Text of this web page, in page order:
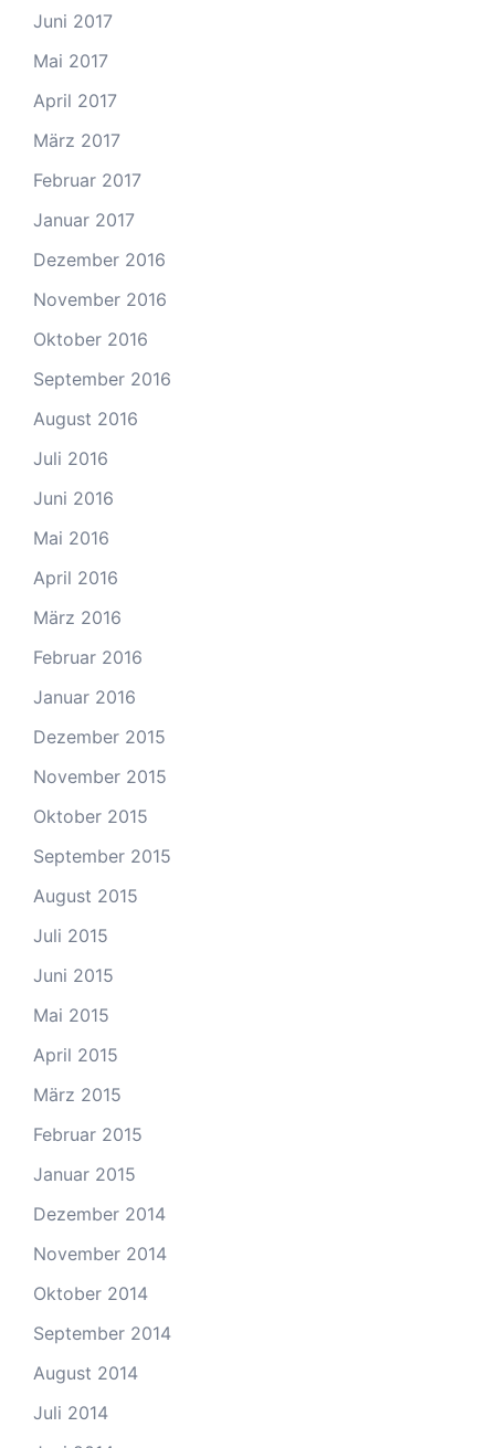
Juni 2017
Mai 2017
April 2017
März 2017
Februar 2017
Januar 2017
Dezember 2016
November 2016
Oktober 2016
September 2016
August 2016
Juli 2016
Juni 2016
Mai 2016
April 2016
März 2016
Februar 2016
Januar 2016
Dezember 2015
November 2015
Oktober 2015
September 2015
August 2015
Juli 2015
Juni 2015
Mai 2015
April 2015
März 2015
Februar 2015
Januar 2015
Dezember 2014
November 2014
Oktober 2014
September 2014
August 2014
Juli 2014